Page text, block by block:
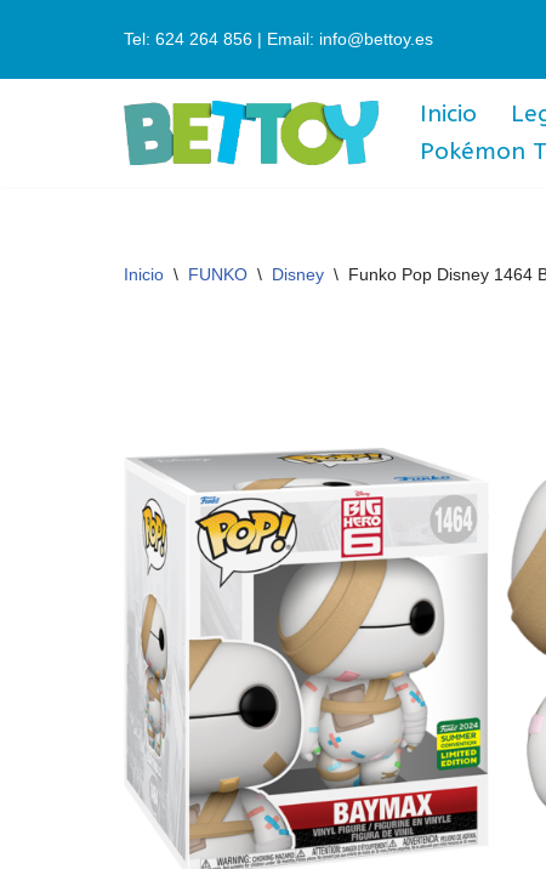
Tel: 624 264 856 | Email: info@bettoy.es
Inicio
Pokémon
Inicio \ FUNKO \ Disney \ Funko Pop Disney 1464